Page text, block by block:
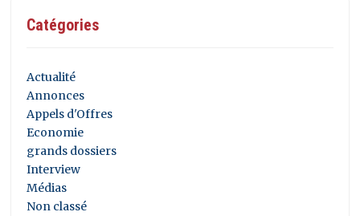
Catégories
Actualité
Annonces
Appels d'Offres
Economie
grands dossiers
Interview
Médias
Non classé